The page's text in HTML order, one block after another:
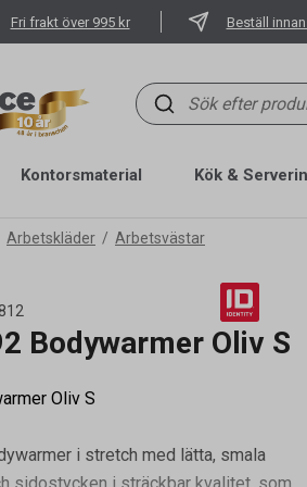
Fri frakt över 995 kr Beställ
Kontorsmaterial Kök &
Arbetskläder Arbetsvästar
Bodywarmer Oliv S
Oliv S
i stretch med lätta, smala